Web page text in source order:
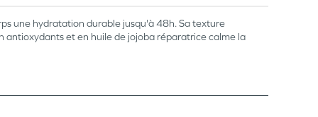
une hydratation durable jusqu'à 48h. Sa texture
et en huile de jojoba réparatrice calme la